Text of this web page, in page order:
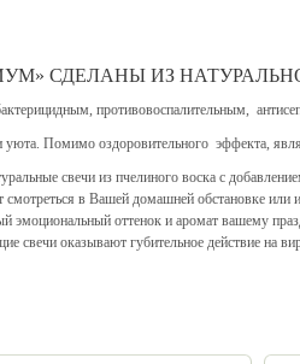
СДЕЛАНЫ ИЗ
противовоспалительным,
Помимо оздоровительного эффекта,
свечи из пчелиного воска с
в Вашей домашней обстановке или
эмоциональный оттенок и аромат вашему
свечи оказывают губительное действие на